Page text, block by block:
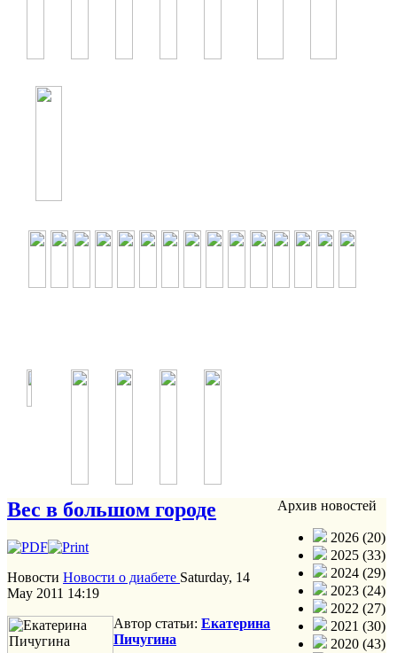
Вес в большом городе
Новости Новости о диабете Saturday, 14
May 2011 14:19
Автор статьи: Екатерина
Пичугина
Архив новостей
2026 (20)
2025 (33)
2024 (29)
2023 (24)
2022 (27)
2021 (30)
2020 (43)